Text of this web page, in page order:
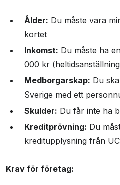
Ålder: Du måste vara
kortet
Inkomst: Du måste ha
000 kr
Medborgarskap: Du
Sverige med ett
Skulder: Du får inte ha
Kreditprövning: Du
kreditupplysning från
Krav för företag: